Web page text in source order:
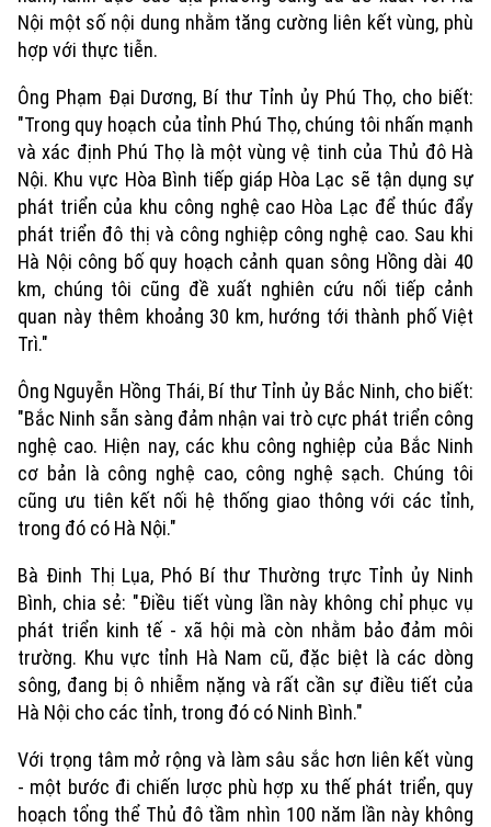
Nội một số nội dung nhằm tăng cường liên kết vùng, phù
hợp với thực tiễn.
Ông Phạm Đại Dương, Bí thư Tỉnh ủy Phú Thọ, cho biết:
"Trong quy hoạch của tỉnh Phú Thọ, chúng tôi nhấn mạnh
và xác định Phú Thọ là một vùng vệ tinh của Thủ đô Hà
Nội. Khu vực Hòa Bình tiếp giáp Hòa Lạc sẽ tận dụng sự
phát triển của khu công nghệ cao Hòa Lạc để thúc đẩy
phát triển đô thị và công nghiệp công nghệ cao. Sau khi
Hà Nội công bố quy hoạch cảnh quan sông Hồng dài 40
km, chúng tôi cũng đề xuất nghiên cứu nối tiếp cảnh
quan này thêm khoảng 30 km, hướng tới thành phố Việt
Trì."
Ông Nguyễn Hồng Thái, Bí thư Tỉnh ủy Bắc Ninh, cho biết:
"Bắc Ninh sẵn sàng đảm nhận vai trò cực phát triển công
nghệ cao. Hiện nay, các khu công nghiệp của Bắc Ninh
cơ bản là công nghệ cao, công nghệ sạch. Chúng tôi
cũng ưu tiên kết nối hệ thống giao thông với các tỉnh,
trong đó có Hà Nội."
Bà Đinh Thị Lụa, Phó Bí thư Thường trực Tỉnh ủy Ninh
Bình, chia sẻ: "Điều tiết vùng lần này không chỉ phục vụ
phát triển kinh tế - xã hội mà còn nhằm bảo đảm môi
trường. Khu vực tỉnh Hà Nam cũ, đặc biệt là các dòng
sông, đang bị ô nhiễm nặng và rất cần sự điều tiết của
Hà Nội cho các tỉnh, trong đó có Ninh Bình."
Với trọng tâm mở rộng và làm sâu sắc hơn liên kết vùng
- một bước đi chiến lược phù hợp xu thế phát triển, quy
hoạch tổng thể Thủ đô tầm nhìn 100 năm lần này không